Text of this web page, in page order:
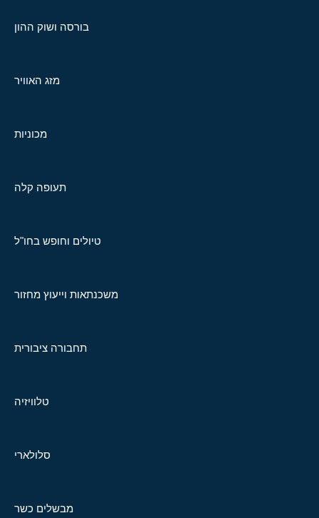
בורסה ושוק ההון
מזג האוויר
מכוניות
תעופה קלה
טיולים וחופש בחו"ל
משכנתאות וייעוץ מחזור
תחבורה ציבורית
טלוויזיה
סלולארי
מבשלים כשר